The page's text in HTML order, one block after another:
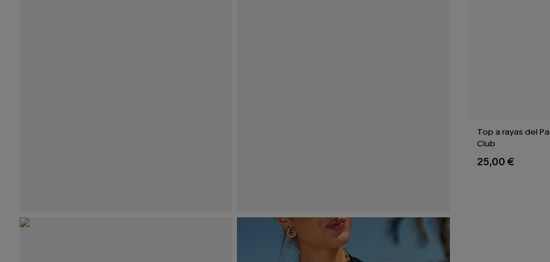
Top a rayas del
Club
25,00 €